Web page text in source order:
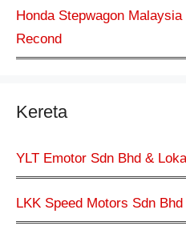
Honda Stepwagon
Recond
Kereta
YLT Emotor Sdn Bhd &
LKK Speed Motors Sdn